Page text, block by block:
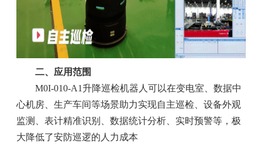
二、应用范围
M0I-010-A1升降巡检机器人可以在变电室、数据中
心机房、生产车间等场景助力实现自主巡检、设备外观
监测、表计精准识别、数据统计分析、实时预警等，极
大降低了安防巡逻的人力成本